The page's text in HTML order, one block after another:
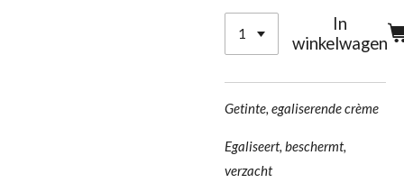
In
winkelwagen
Getinte, egaliserende crème
Egaliseert, beschermt,
verzacht